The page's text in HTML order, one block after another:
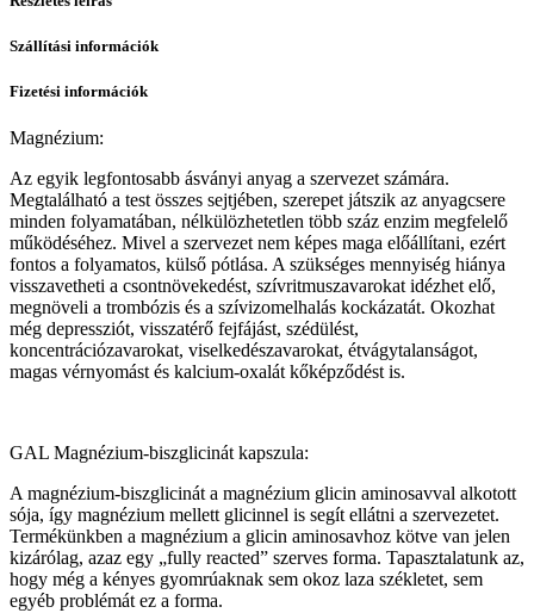
Szállítási információk
Fizetési információk
Magnézium:
Az egyik legfontosabb ásványi anyag a szervezet számára.
Megtalálható a test összes sejtjében, szerepet játszik az anyagcsere
minden folyamatában, nélkülözhetetlen több száz enzim megfelelő
működéséhez. Mivel a szervezet nem képes maga előállítani, ezért
fontos a folyamatos, külső pótlása. A szükséges mennyiség hiánya
visszavetheti a csontnövekedést, szívritmuszavarokat idézhet elő,
megnöveli a trombózis és a szívizomelhalás kockázatát. Okozhat
még depressziót, visszatérő fejfájást, szédülést,
koncentrációzavarokat, viselkedészavarokat, étvágytalanságot,
magas vérnyomást és kalcium-oxalát kőképződést is.
GAL Magnézium-biszglicinát kapszula:
A magnézium-biszglicinát a magnézium glicin aminosavval alkotott
sója, így magnézium mellett glicinnel is segít ellátni a szervezetet.
Termékünkben a magnézium a glicin aminosavhoz kötve van jelen
kizárólag, azaz egy „fully reacted” szerves forma. Tapasztalatunk az,
hogy még a kényes gyomrúaknak sem okoz laza székletet, sem
egyéb problémát ez a forma.